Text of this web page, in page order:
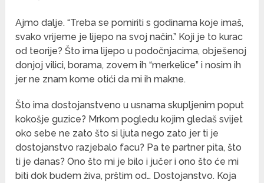
Ajmo dalje. “Treba se pomiriti s godinama koje imaš,
svako vrijeme je lijepo na svoj način.” Koji je to kurac
od teorije? Što ima lijepo u podočnjacima, obješenoj
donjoj vilici, borama, zovem ih “merkelice” i nosim ih
jer ne znam kome otići da mi ih makne.
Što ima dostojanstveno u usnama skupljenim poput
kokošje guzice? Mrkom pogledu kojim gledaš svijet
oko sebe ne zato što si ljuta nego zato jer ti je
dostojanstvo razjebalo facu? Pa te partner pita, što
ti je danas? Ono što mi je bilo i jučer i ono što će mi
biti dok budem živa, prštim od… Dostojanstvo. Koja